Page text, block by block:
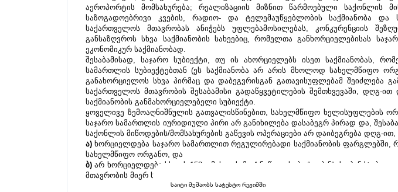
აეროპორტის მომსახურება; რეალიზაციის მიზნით წარმოებული საქონლის
საზოგადოებრივი კვების, რადიო- და ტელემაუწყებლობის საქმიანობა და
საქართველოს მთავრობას ანიჭებს უფლებამოსილებას, კონკურენციის
განსაზღვროს სხვა საქმიანობის სახეებიც, რომელთა განხორციელებისას
ეკონომიკურ საქმიანობად.
შესაბამისად, საჯარო სუბიექტი, თუ ის ახორციელებს ისეთ საქმიანობას,
სამართლის სუბიექტებთან (ეს საქმიანობა არ არის მხოლოდ სახელმწიფო
განახორციელოს სხვა პირმაც და დაბეგვრისგან გათავისუფლებამ შეიძლება
საქართველოს მთავრობის შესაბამისი გადაწყვეტილების შემთხვევაში, დღგ-
საქმიანობის განმახორციელებელი სუბიექტი.
ყოველივე ზემოაღნიშნულის გათვალისწინებით, სახელმწიფო ხელისუფლების
საჯარო სამართლის იურიდიული პირი არ განიხილება დასაბეგრ პირად და,
საქონლის მიწოდების/მომსახურების გაწევის ოპერაციები არ დაიბეგრება დღგ-ით,
ა) ხორციელდება საჯარო სამართლით რეგულირებადი საქმიანობის ფარგლებში,
სახელმწიფო ორგანო, და
ბ) არ ხორციელდება სსკ-ის 158-ე მუხლის მე-4 ნაწილის „ბ.ა“ – „ბ.ნ“
მთავრობის მიერ სსკ-ის 158-ე მუხლის მე-5 ნაწილის საფუძველზე განსაზღვრული
საიტი მუშაობს სატესტო რეჟიმში